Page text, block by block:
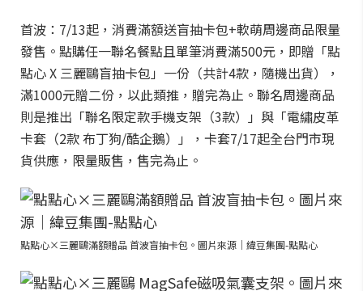
首波：7/13起，消費滿額送盲抽卡包+軟萌周邊商品限量
發售。點購任一聯名餐點且單筆消費滿500元，即贈「點
點心 X 三麗鷗盲抽卡包」一份（共計4款，隨機出貨），
滿1000元贈二份，以此類推，贈完為止。聯名周邊商品
則是推出「聯名限定款手機支架（3款）」與「電繡皮革
卡套（2款 布丁狗/酷企鵝）」，卡套7/17起全台門市現
貨供應，限量販售，售完為止。
點點心×三麗鷗滿額贈品 首波盲抽卡包。圖片來源｜緯豆集團-點點心